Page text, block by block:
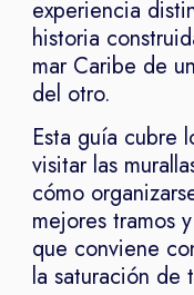
experiencia
historia
mar Caribe de
del otro.
Esta guía cubre
visitar las
cómo
mejores tramos
que conviene
la saturación de